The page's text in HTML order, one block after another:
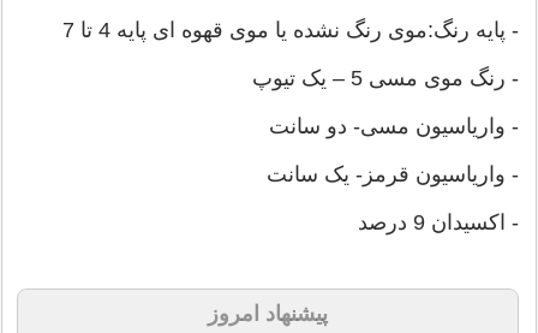
- پایه رنگ:موی رنگ نشده یا موی قهوه ای پایه 4 تا 7
- رنگ موی مسی 5 – یک تیوپ
- واریاسیون مسی- دو سانت
- واریاسیون قرمز- یک سانت
- اکسیدان 9 درصد
پیشنهاد امروز